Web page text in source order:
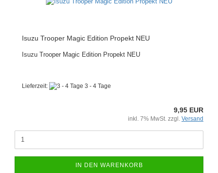
Isuzu Trooper Magic Edition Propekt NEU
Isuzu Trooper Magic Edition Propekt NEU
Lieferzeit: 3 - 4 Tage
9,95 EUR
inkl. 7% MwSt. zzgl. Versand
IN DEN WARENKORB